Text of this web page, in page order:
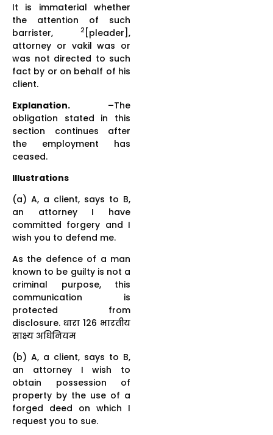
It is immaterial whether
the attention of such
barrister,
2 [pleader],
attorney or vakil was or
was not directed to such
fact by or on behalf of his
client.
Explanation. –The
obligation stated in this
section continues after
the employment has
ceased.
Illustrations
(a) A, a client, says to B,
an attorney I have
committed forgery and I
wish you to defend me.
As the defence of a man
known to be guilty is not a
criminal purpose, this
communication is
protected from
disclosure. धारा 126 भारतीय
साक्ष्य अधिनियम
(b) A, a client, says to B,
an attorney I wish to
obtain possession of
property by the use of a
forged deed on which I
request you to sue.